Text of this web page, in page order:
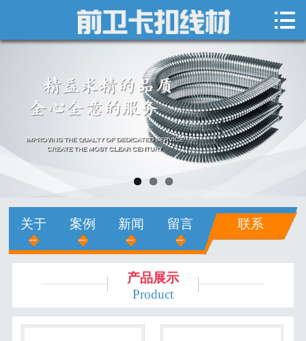
 网站首页
关于我们
新闻中心
产品展示
销售网络
在线留言
联系我们

关于 案例 新闻 留言 联系
产品展示
Product